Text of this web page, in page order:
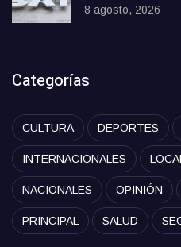
8 agosto, 2026
Categorías
CULTURA DEPORTES
INTERNACIONALES LOCAL
NACIONALES OPINIÓN
PRINCIPAL SALUD